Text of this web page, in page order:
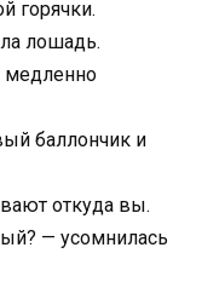
горячки.
лошадь.
баллончик и
откуда вы.
— усомнилась